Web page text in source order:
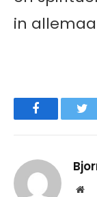
in
Facebook